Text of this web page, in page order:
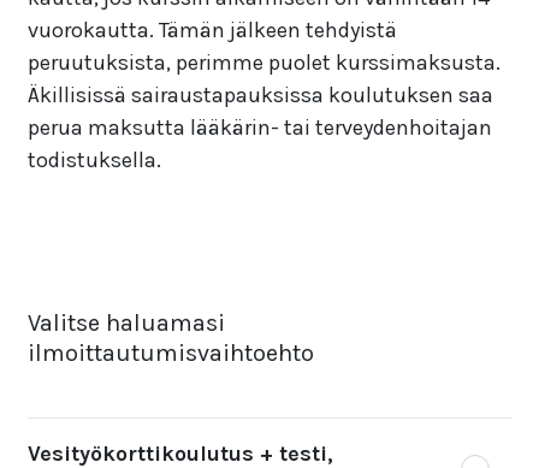
vuorokautta. Tämän jälkeen tehdyistä
peruutuksista, perimme puolet kurssimaksusta.
Äkillisissä sairaustapauksissa koulutuksen saa
perua maksutta lääkärin- tai terveydenhoitajan
todistuksella.
Valitse haluamasi
ilmoittautumisvaihtoehto
Vesityökorttikoulutus + testi,